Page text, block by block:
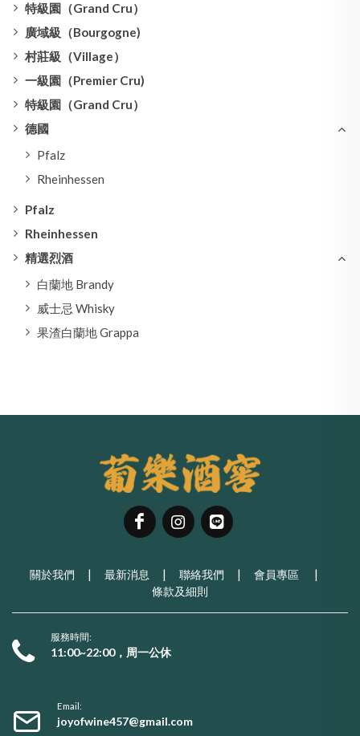
特級園（Grand Cru）
廣域級（Bourgogne)
村莊級（Village）
一級園（Premier Cru)
特級園（Grand Cru）
德國
Pfalz
Rheinhessen
Pfalz
Rheinhessen
精選烈酒
白蘭地 Brandy
威士忌 Whisky
果渣白蘭地 Grappa
關於我們 | 最新消息 | 聯絡我們 | 會員專區
|
條款及細則
服務時間:
11:00~22:00，周一公休
Email:
joyofwine457@gmail.com